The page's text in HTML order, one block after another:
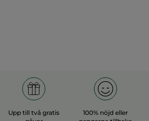
Upp till två gratis
100% nöjd eller